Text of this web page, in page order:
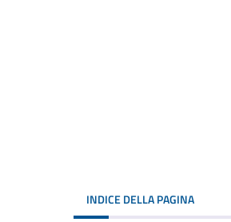
INDICE DELLA PAGINA